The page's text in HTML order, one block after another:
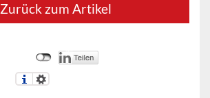
Zurück zum Artikel